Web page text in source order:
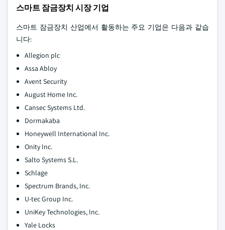
스마트 잠금장치 시장 기업
스마트 잠금장치 산업에서 활동하는 주요 기업은 다음과 같습
니다:
Allegion plc
Assa Abloy
Avent Security
August Home Inc.
Cansec Systems Ltd.
Dormakaba
Honeywell International Inc.
Onity Inc.
Salto Systems S.L.
Schlage
Spectrum Brands, Inc.
U-tec Group Inc.
UniKey Technologies, Inc.
Yale Locks